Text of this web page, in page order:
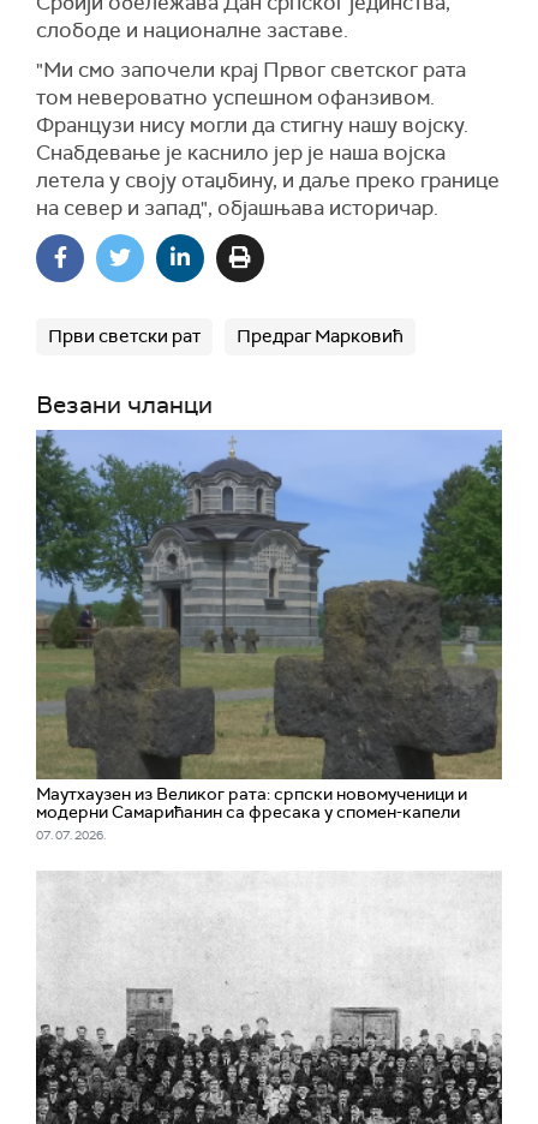
слободе и националне заставе.
"Ми смо започели крај Првог светског рата
том невероватно успешном офанзивом.
Французи нису могли да стигну нашу војску.
Снабдевање је каснило јер је наша војска
летела у своју отаџбину, и даље преко границе
на север и запад", објашњава историчар.
Први светски рат Предраг Марковић
Везани чланци
Маутхаузен из Великог рата: српски новомученици и
модерни Самарићанин са фресака у спомен-капели
07. 07. 2026.